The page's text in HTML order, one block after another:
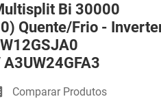
Bi 30000
Quente/Frio -
Comparar Produtos